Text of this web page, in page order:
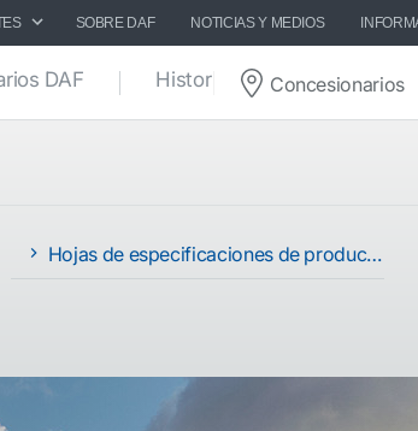
SOBRE DAF NOTICIAS Y MEDIOS
DAF Historias DAFConcesionarios
Hojas de especificaciones de productos